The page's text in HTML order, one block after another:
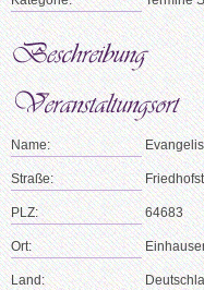
Name:
Straße:
PLZ: 64683
Ort:
Land: